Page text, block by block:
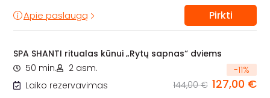
Apie paslaugą Pirkti
SPA SHANTI ritualas kūnui „Rytų sapnas“ dviems
50 min.
2 asm.
Laiko rezervavimas
-11%
144,00 € 127,00 €